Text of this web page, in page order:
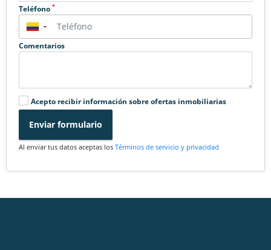
Teléfono *
▼
Comentarios
Acepto recibir información sobre ofertas inmobiliarias
Enviar formulario
Al enviar tus datos aceptas los Términos de servicio y privacidad